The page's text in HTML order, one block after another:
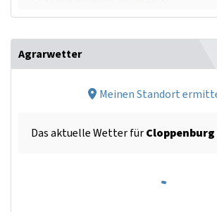
Agrarwetter
Meinen Standort
Das aktuelle Wetter fürCloppenburg